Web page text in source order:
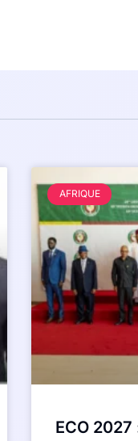
AFRIQUE
ECO